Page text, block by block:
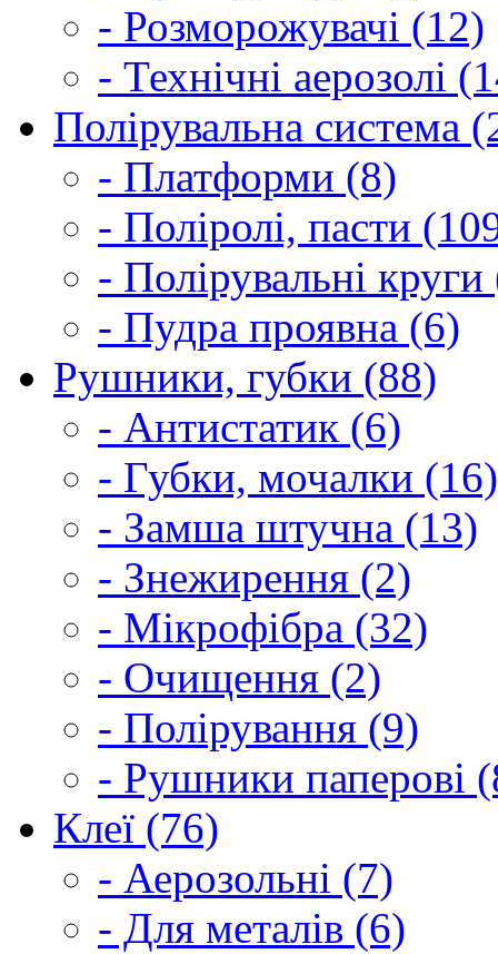
- Розморожувачі (12)
- Технічні аерозолі
Полірувальна система
- Платформи (8)
- Поліролі, пасти
- Полірувальні
- Пудра проявна (6)
Рушники, губки (88)
- Антистатик (6)
- Губки, мочалки (16)
- Замша штучна (13)
- Знежирення (2)
- Мікрофібра (32)
- Очищення (2)
- Полірування (9)
- Рушники паперові
Клеї (76)
- Аерозольні (7)
- Для металів (6)